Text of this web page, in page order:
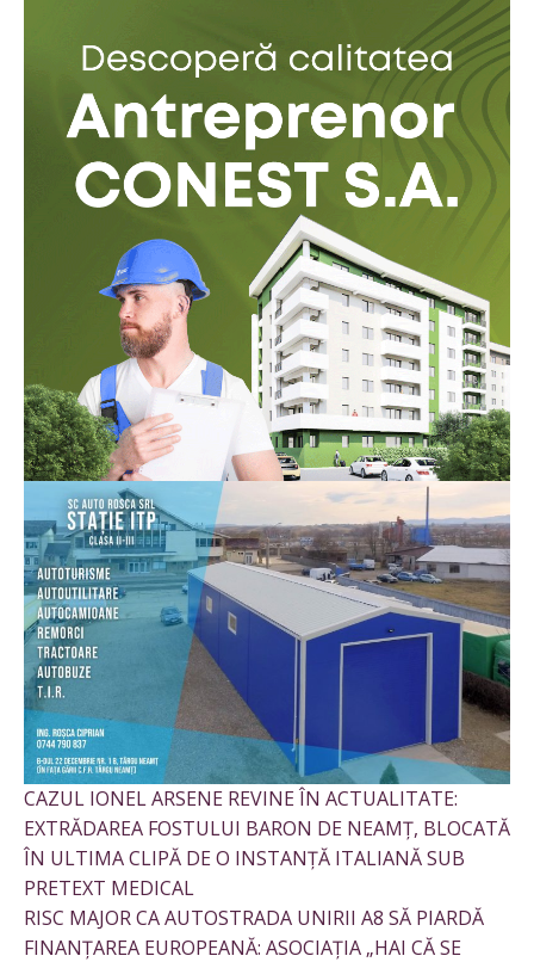
CAZUL IONEL ARSENE REVINE ÎN ACTUALITATE:
EXTRĂDAREA FOSTULUI BARON DE NEAMȚ, BLOCATĂ
ÎN ULTIMA CLIPĂ DE O INSTANȚĂ ITALIANĂ SUB
PRETEXT MEDICAL
RISC MAJOR CA AUTOSTRADA UNIRII A8 SĂ PIARDĂ
FINANȚAREA EUROPEANĂ: ASOCIAȚIA „HAI CĂ SE